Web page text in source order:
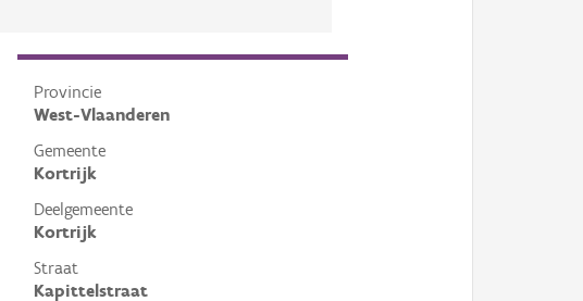
Provincie
West-Vlaanderen
Gemeente
Kortrijk
Deelgemeente
Kortrijk
Straat
Kapittelstraat